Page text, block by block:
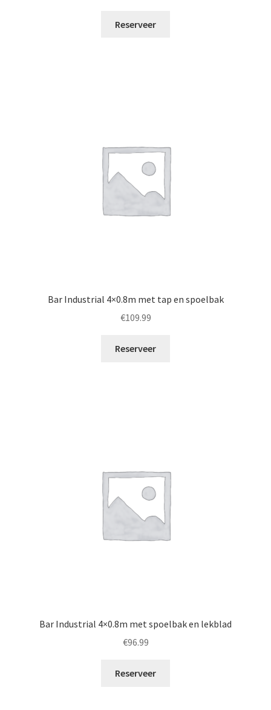
Reserveer
Bar Industrial 4×0.8m met tap en spoelbak
€109.99
Reserveer
Bar Industrial 4×0.8m met spoelbak en lekblad
€96.99
Reserveer